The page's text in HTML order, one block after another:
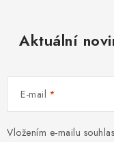
Aktuální
E-mail
Vložením e-mailu